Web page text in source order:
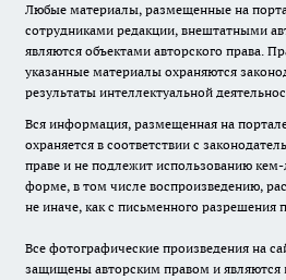
Любые материалы, размещенные на
сотрудниками редакции, внештатными
являются объектами авторского права.
указанные материалы охраняются
результаты интеллектуальной
Вся информация, размещенная на
охраняется в соответствии с
праве и не подлежит использованию
форме, в том числе воспроизведению,
не иначе, как с письменного разрешения
Все фотографические произведения на
защищены авторским правом и являются